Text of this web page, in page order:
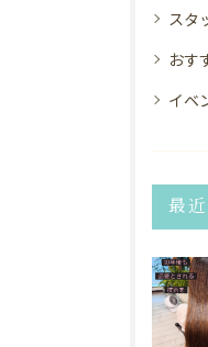
スタ
おす
イベ
最